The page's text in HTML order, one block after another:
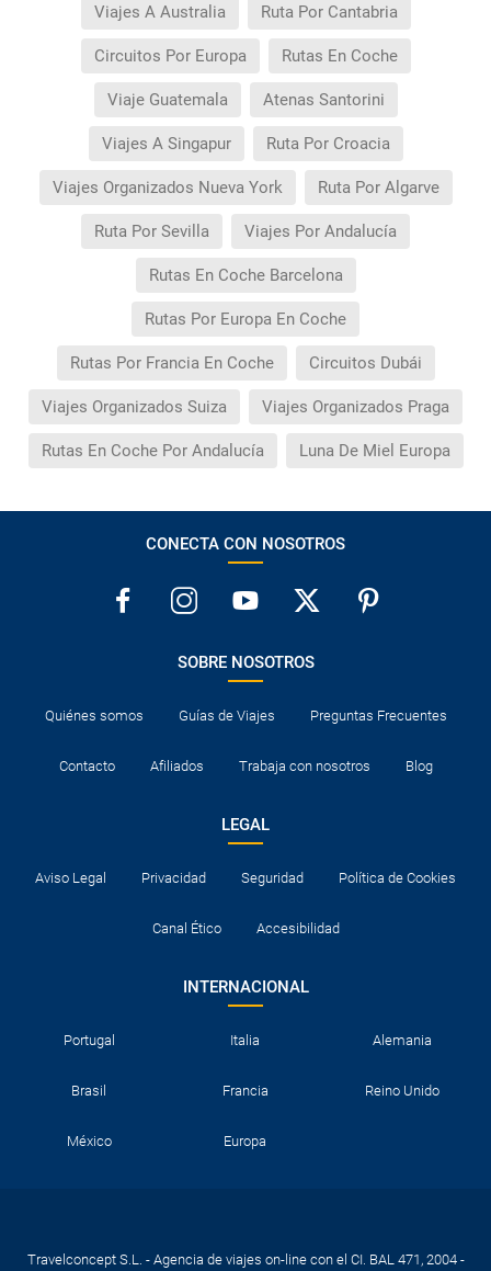
Viajes A Australia Ruta Por Cantabria
Circuitos Por Europa Rutas En Coche
Viaje Guatemala Atenas Santorini
Viajes A Singapur Ruta Por Croacia
Viajes Organizados Nueva York Ruta Por Algarve
Ruta Por Sevilla Viajes Por Andalucía
Rutas En Coche Barcelona
Rutas Por Europa En Coche
Rutas Por Francia En Coche Circuitos Dubái
Viajes Organizados Suiza Viajes Organizados Praga
Rutas En Coche Por Andalucía Luna De Miel Europa
CONECTA CON NOSOTROS
SOBRE NOSOTROS
Quiénes somos Guías de Viajes Preguntas Frecuentes
Contacto Afiliados Trabaja con nosotros Blog
LEGAL
Aviso Legal Privacidad Seguridad Política de Cookies
Canal Ético Accesibilidad
INTERNACIONAL
Portugal Italia Alemania
Brasil Francia Reino Unido
México Europa
Travelconcept S.L. - Agencia de viajes on-line con el CI. BAL 471, 2004 -